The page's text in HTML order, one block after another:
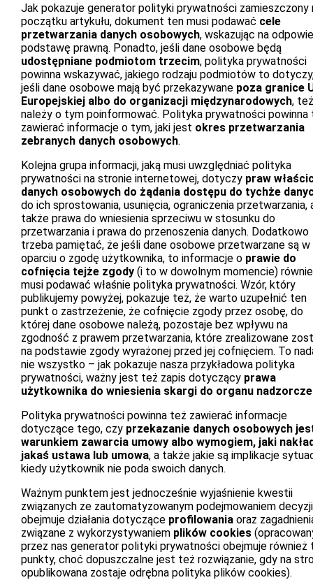
Jak pokazuje generator polityki prywatności zamieszczony
początku artykułu, dokument ten musi podawać cele
przetwarzania danych osobowych, wskazując na
podstawę prawną. Ponadto, jeśli dane osobowe będą
udostępniane podmiotom trzecim, polityka prywatności
powinna wskazywać, jakiego rodzaju podmiotów to
jeśli dane osobowe mają być przekazywane poza granice
Europejskiej albo do organizacji międzynarodowych, też
należy o tym poinformować. Polityka prywatności powinna
zawierać informacje o tym, jaki jest okres przetwarzania
zebranych danych osobowych.
Kolejna grupa informacji, jaką musi uwzględniać polityka
prywatności na stronie internetowej, dotyczy praw
danych osobowych do żądania dostępu do tychże
do ich sprostowania, usunięcia, ograniczenia przetwarzania,
także prawa do wniesienia sprzeciwu w stosunku do
przetwarzania i prawa do przenoszenia danych. Dodatkowo
trzeba pamiętać, że jeśli dane osobowe przetwarzane są w
oparciu o zgodę użytkownika, to informacje o prawie do
cofnięcia tejże zgody (i to w dowolnym momencie)
musi podawać właśnie polityka prywatności. Wzór, który
publikujemy powyżej, pokazuje też, że warto uzupełnić ten
punkt o zastrzeżenie, że cofnięcie zgody przez osobę, do
której dane osobowe należą, pozostaje bez wpływu na
zgodność z prawem przetwarzania, które zrealizowane
na podstawie zgody wyrażonej przed jej cofnięciem. To
nie wszystko – jak pokazuje nasza przykładowa polityka
prywatności, ważny jest też zapis dotyczący prawa
użytkownika do wniesienia skargi do organu
Polityka prywatności powinna też zawierać informacje
dotyczące tego, czy przekazanie danych osobowych
warunkiem zawarcia umowy albo wymogiem, jaki
jakaś ustawa lub umowa, a także jakie są implikacje
kiedy użytkownik nie poda swoich danych.
Ważnym punktem jest jednocześnie wyjaśnienie kwestii
związanych ze zautomatyzowanym podejmowaniem
obejmuje działania dotyczące profilowania oraz
związane z wykorzystywaniem plików cookies
przez nas generator polityki prywatności obejmuje również
punkty, choć dopuszczalne jest też rozwiązanie, gdy na
opublikowana zostaje odrębna polityka plików cookies).